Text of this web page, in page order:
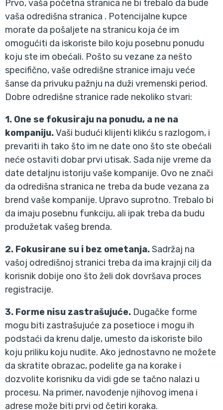
Prvo, vaša početna stranica ne bi trebalo da bude
vaša odredišna stranica . Potencijalne kupce
morate da pošaljete na stranicu koja će im
omogućiti da iskoriste bilo koju posebnu ponudu
koju ste im obećali. Pošto su vezane za nešto
specifično, vaše odredišne stranice imaju veće
šanse da privuku pažnju na duži vremenski period.
Dobre odredišne stranice rade nekoliko stvari:
1. One se fokusiraju na ponudu, a ne na
kompaniju.Vaši budući klijenti klikću s razlogom, i
prevariti ih tako što im ne date ono što ste obećali
neće ostaviti dobar prvi utisak. Sada nije vreme da
date detaljnu istoriju vaše kompanije. Ovo ne znači
da odredišna stranica ne treba da bude vezana za
brend vaše kompanije. Upravo suprotno. Trebalo bi
da imaju posebnu funkciju, ali ipak treba da budu
produžetak vašeg brenda.
2. Fokusirane su i bez ometanja.Sadržaj na
vašoj odredišnoj stranici treba da ima krajnji cilj da
korisnik dobije ono što želi dok dovršava proces
registracije.
3. Forme nisu zastrašujuće. Dugačke forme
mogu biti zastrašujuće za posetioce i mogu ih
podstaći da krenu dalje, umesto da iskoriste bilo
koju priliku koju nudite. Ako jednostavno ne možete
da skratite obrazac, podelite ga na korake i
dozvolite korisniku da vidi gde se tačno nalazi u
procesu. Na primer, navođenje njihovog imena i
adrese može biti prvi od četiri koraka.